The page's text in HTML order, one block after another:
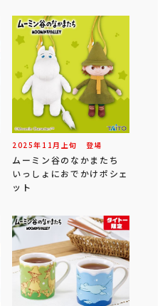
2025年 11 月 上旬 登場
ムーミン谷のなかまたち
いっしょにおでかけポシェ
ット